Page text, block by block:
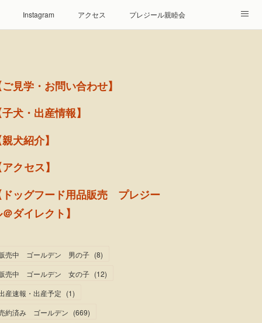
Instagram アクセス プレジール親睦会
見学・お問い合わせ】
犬・出産情報】
犬紹介】
クセス】
ドッグフード用品販売 プレジー
ダイレクト】
売中 ゴールデン 男の子 (8)
売中 ゴールデン 女の子 (12)
産速報・出産予定 (1)
約済み ゴールデン (669)